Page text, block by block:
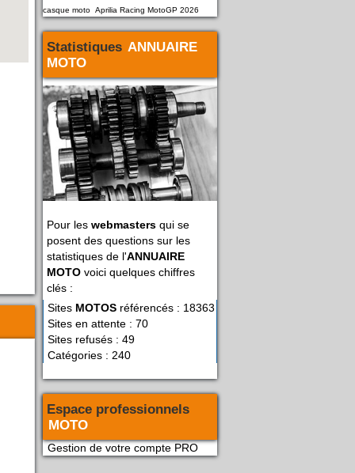
casque moto Aprilia Racing MotoGP 2026
Statistiques ANNUAIRE
MOTO
Pour les webmasters qui se
posent des questions sur les
statistiques de l'ANNUAIRE
MOTO voici quelques chiffres
clés :
Sites MOTOS référencés : 18363
Sites en attente : 70
Sites refusés : 49
Catégories : 240
Espace professionnels
MOTO
Gestion de votre compte PRO